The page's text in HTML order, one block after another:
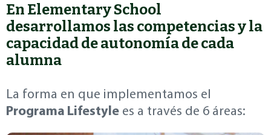
En Elementary School
desarrollamos las competenciasy la
capacidad de autonomía de cada
alumna
La forma en que implementamos el
Programa Lifestyle es a través de 6 áreas: